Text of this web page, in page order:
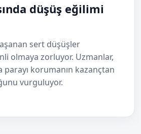
düşüş eğilimi
sert düşüşler
olmaya zorluyor. Uzmanlar,
parayı korumanın kazançtan
vurguluyor.